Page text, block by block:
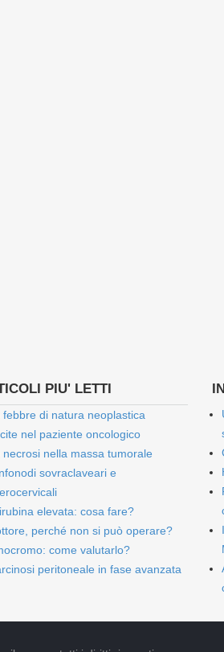
PIU' LETTI
febbre di natura neoplastica
nel paziente oncologico
necrosi nella massa tumorale
sovraclaveari e
elevata: cosa fare?
perché non si può operare?
come valutarlo?
peritoneale in fase avanzata